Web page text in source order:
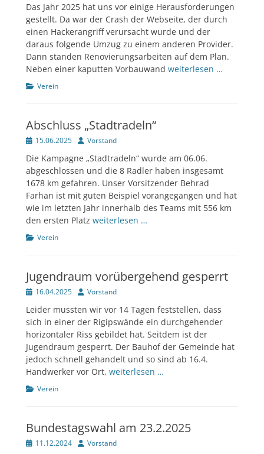
Das Jahr 2025 hat uns vor einige Herausforderungen
gestellt. Da war der Crash der Webseite, der durch
einen Hackerangriff verursacht wurde und der
daraus folgende Umzug zu einem anderen Provider.
Dann standen Renovierungsarbeiten auf dem Plan.
Neben einer kaputten Vorbauwand weiterlesen …
Kategorien
Verein
Abschluss „Stadtradeln“
Veröffentlicht
15.06.2025 Author
Vorstand
Die Kampagne „Stadtradeln“ wurde am 06.06.
abgeschlossen und die 8 Radler haben insgesamt
1678 km gefahren. Unser Vorsitzender Behrad
Farhan ist mit guten Beispiel vorangegangen und hat
wie im letzten Jahr innerhalb des Teams mit 556 km
den ersten Platz weiterlesen …
Kategorien
Verein
Jugendraum vorübergehend gesperrt
Veröffentlicht
16.04.2025 Author
Vorstand
Leider mussten wir vor 14 Tagen feststellen, dass
sich in einer der Rigipswände ein durchgehender
horizontaler Riss gebildet hat. Seitdem ist der
Jugendraum gesperrt. Der Bauhof der Gemeinde hat
jedoch schnell gehandelt und so sind ab 16.4.
Handwerker vor Ort, weiterlesen …
Kategorien
Verein
Bundestagswahl am 23.2.2025
Veröffentlicht
11.12.2024 Author
Vorstand